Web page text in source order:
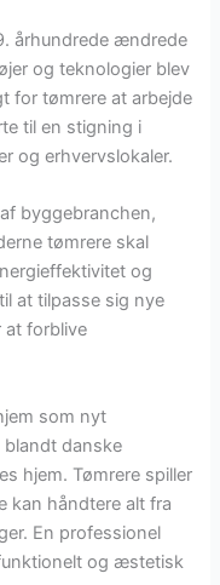
århundrede ændrede
og teknologier blev
for tømrere at arbejde
til en stigning i
og erhvervslokaler.
byggebranchen,
tømrere skal
og
at tilpasse sig nye
at forblive
som nyt
danske
hjem. Tømrere spiller
kan håndtere alt fra
En professionel
og æstetisk